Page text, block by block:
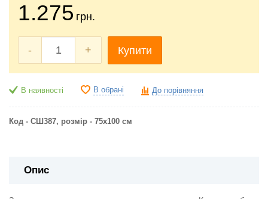
1.275 грн.
- + Купити
В наявності В обрані До порівняння
Код - СШ387, розмір - 75х100 см
Опис